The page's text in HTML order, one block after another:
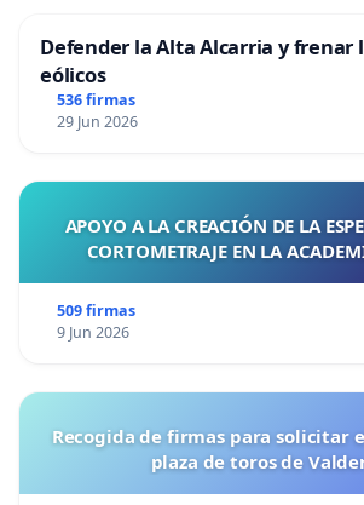
Defender la Alta Alcarria y frenar
eólicos
536 firmas
29 Jun 2026
APOYO A LA CREACIÓN DE LA
CORTOMETRAJE EN LA
509 firmas
9 Jun 2026
Recogida de firmas para solicitar
plaza de toros de